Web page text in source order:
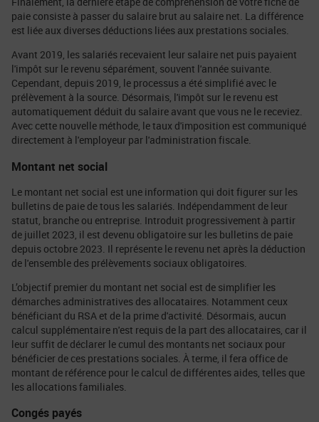
paie consiste à passer du salaire brut au salaire net. La différence
est liée aux diverses déductions liées aux prestations sociales.
Avant 2019, les salariés recevaient leur salaire net puis payaient
l'impôt sur le revenu séparément, souvent l'année suivante.
Cependant, depuis 2019, le processus a été simplifié avec le
prélèvement à la source. Désormais, l'impôt sur le revenu est
automatiquement déduit du salaire avant que vous ne le receviez.
Avec cette nouvelle méthode, le taux d'imposition est communiqué
directement à l'employeur par l'administration fiscale.
Montant net social
Le montant net social est une information qui doit figurer sur les
bulletins de paie de tous les salariés. Indépendamment de leur
statut, branche ou entreprise. Introduit progressivement à partir
de juillet 2023, il est devenu obligatoire sur les bulletins de paie
depuis octobre 2023. Il représente le revenu net après la déduction
de l'ensemble des prélèvements sociaux obligatoires.
L’objectif premier du montant net social est de simplifier les
démarches administratives des allocataires. Notamment ceux
bénéficiant du RSA et de la prime d'activité. Désormais, aucun
calcul supplémentaire n'est requis de la part des allocataires, car il
leur suffit de déclarer le cumul des montants net sociaux pour
bénéficier de ces prestations sociales. À terme, il fera office de
montant de référence pour le calcul de différentes aides, telles que
les allocations familiales.
Congés payés